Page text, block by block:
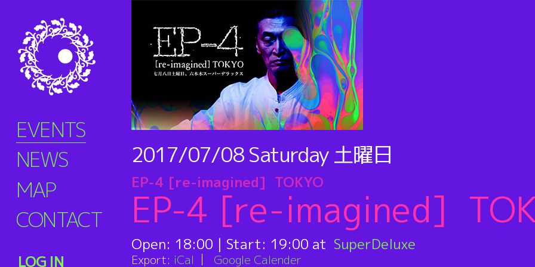
EVENTS
NEWS
MAP
CONTACT
LOG IN
2017/07/08 Saturday土曜日
EP-4 [re-imagined] TOKYO
EP-4 [re-imagined]
Open: 18:00 | Start: 19:00 SuperDeluxe
Export: iCal Google Calender